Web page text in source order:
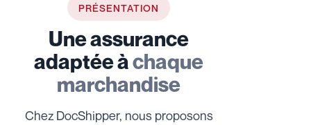
PRÉSENTATION
Une assurance
adaptée àchaque
marchandise
Chez DocShipper, nous proposons